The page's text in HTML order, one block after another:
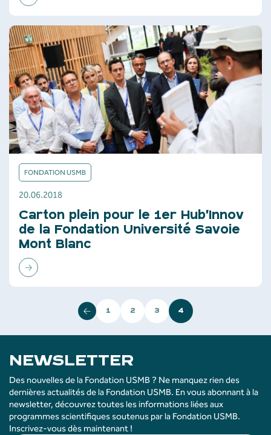
FONDATION USMB
20.06.2018
Carton plein pour le 1er Hub’Innov
de la Fondation Université Savoie
Mont Blanc
1 2 3 4
NEWSLETTER
Des nouvelles de la Fondation USMB ? Ne manquez rien des
dernières actualités de la Fondation USMB. En vous abonnant à la
newsletter, découvrez toutes les informations liées aux
programmes scientifiques soutenus par la Fondation USMB.
Inscrivez-vous dès maintenant !